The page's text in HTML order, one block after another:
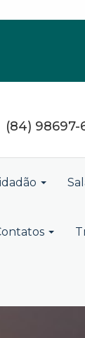
(84) 98697-